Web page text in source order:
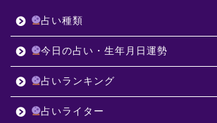
占い種類
今日の占い・生年月日運勢
占いランキング
占いライター